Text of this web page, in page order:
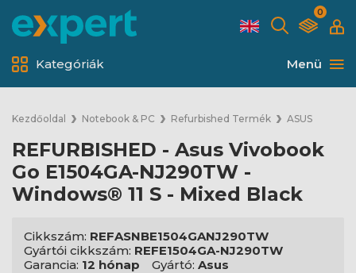
0
Menü
Kategóriák
Kezdőoldal Notebook & PC Refurbished Termék ASUS
REFURBISHED - Asus Vivobook
Go E1504GA-NJ290TW -
Windows® 11 S - Mixed Black
Cikkszám: REFASNBE1504GANJ290TW
Gyártói cikkszám: REFE1504GA-NJ290TW
Garancia: 12 hónap Gyártó: Asus